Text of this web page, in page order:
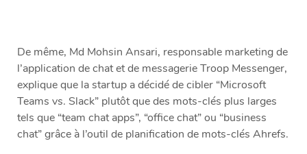
De même, Md Mohsin Ansari, responsable marketing de
l’application de chat et de messagerie Troop Messenger,
explique que la startup a décidé de cibler “Microsoft
Teams vs. Slack” plutôt que des mots-clés plus larges
tels que “team chat apps”, “office chat” ou “business
chat” grâce à l’outil de planification de mots-clés Ahrefs.